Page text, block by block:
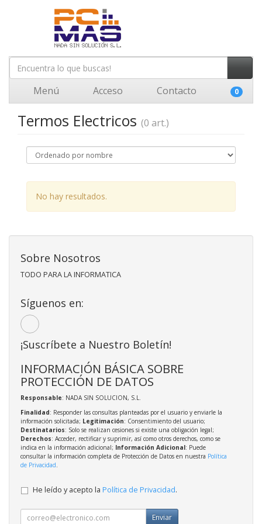
Menú Acceso Contacto 0
Termos Electricos (0 art.)
No hay resultados.
Sobre Nosotros
TODO PARA LA INFORMATICA
Síguenos en:
¡Suscríbete a Nuestro Boletín!
INFORMACIÓN BÁSICA SOBRE
PROTECCIÓN DE DATOS
Responsable: NADA SIN SOLUCION, S.L.
Finalidad: Responder las consultas planteadas por el usuario y enviarle la
información solicitada; Legitimación: Consentimiento del usuario;
Destinatarios: Solo se realizan cesiones si existe una obligación legal;
Derechos: Acceder, rectificar y suprimir, así como otros derechos, como se
indica en la información adicional; Información Adicional: Puede
consultar la información completa de Protección de Datos en nuestra Política
de Privacidad.
He leído y acepto la Política de Privacidad.
Enviar